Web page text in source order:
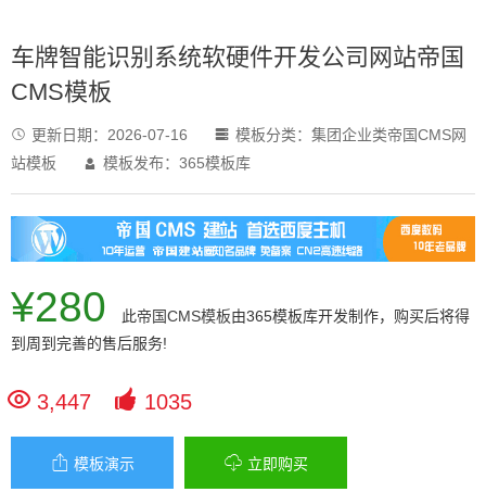
车牌智能识别系统软硬件开发公司网站帝国
CMS模板
 更新日期： 2026-07-16  模板分类： 集团企业类帝国CMS网
站模板
 模板发布：365模板库
¥280 此帝国CMS模板由365模板库开发制作，购买后将得
到周到完善的售后服务!
 3,447  1035
 模板演示  立即购买